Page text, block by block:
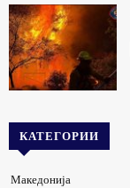
КАТЕГОРИИ
Македонија